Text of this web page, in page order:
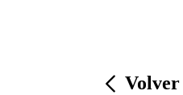
Volver